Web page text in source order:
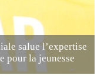
salue l’expertise
pour la jeunesse